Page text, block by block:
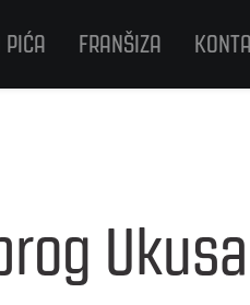
FRANŠIZA
Ukusa